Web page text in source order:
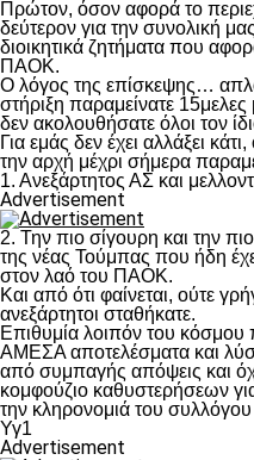
Πρώτον, όσον αφορά το
δεύτερον για την συνολική
διοικητικά ζητήματα που
ΠΑΟΚ.
Ο λόγος της επίσκεψης…
στήριξη παραμείνατε
δεν ακολουθήσατε όλοι τον
Για εμάς δεν έχει αλλάξει
την αρχή μέχρι σήμερα
1. Ανεξάρτητος ΑΣ και
Advertisement
2. Την πιο σίγουρη και την
της νέας Τούμπας που ήδη
στον λαό του ΠΑΟΚ.
Και από ότι φαίνεται, ούτε
ανεξάρτητοι σταθήκατε.
Επιθυμία λοιπόν του κόσμου
ΑΜΕΣΑ αποτελέσματα και
από συμπαγής απόψεις και
κομφούζιο καθυστερήσεων
την κληρονομιά του
Υγ1
Advertisement